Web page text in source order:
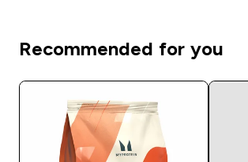
Recommended for you